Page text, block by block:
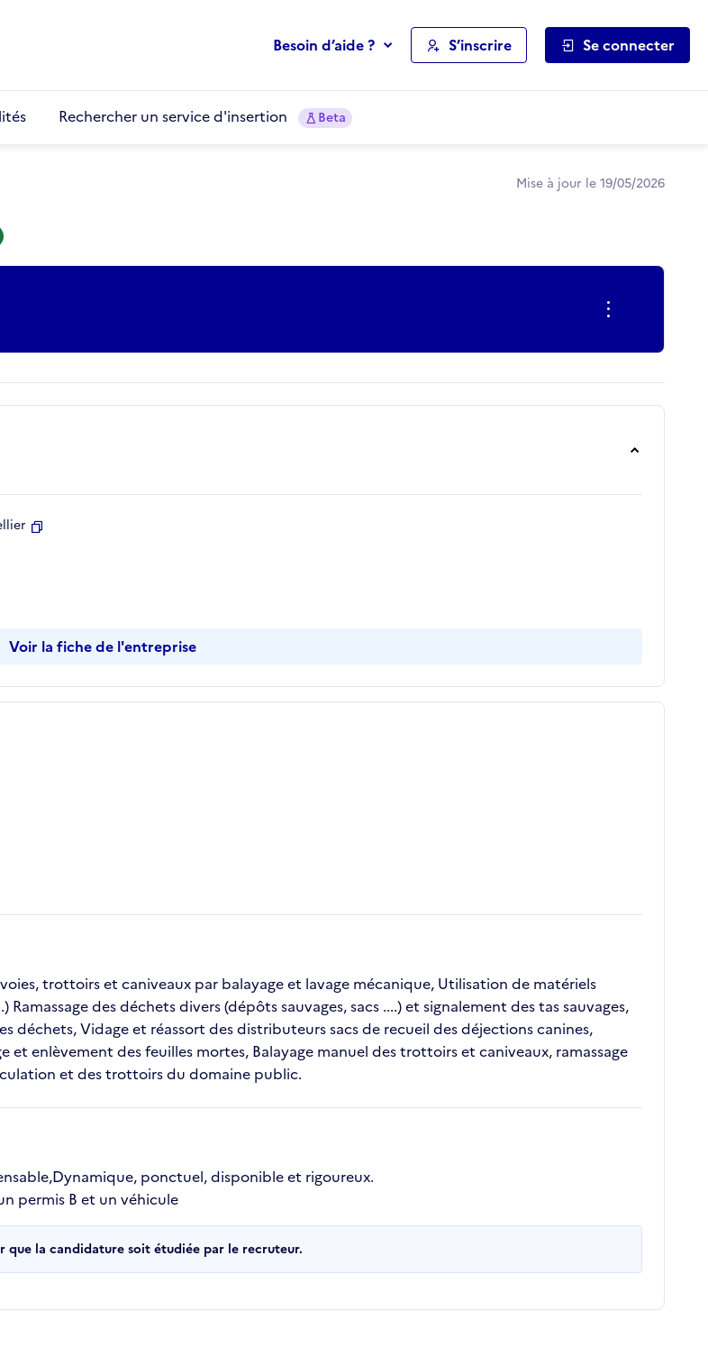
Besoin d’aide ? S’inscrire Se connecter
Rechercher un service d'insertion Beta
Mise à jour le 19/05/2026
trottoirs et caniveaux par balayage et lavage mécanique, Utilisation de matériels
des déchets divers (dépôts sauvages, sacs ....) et signalement des tas sauvages,
déchets, Vidage et réassort des distributeurs sacs de recueil des déjections canines,
et enlèvement des feuilles mortes, Balayage manuel des trottoirs et caniveaux, ramassage
et des trottoirs du domaine public.
ponctuel, disponible et rigoureux.
permis B et un véhicule
la candidature soit étudiée par le recruteur.
Voir la fiche de l'entreprise